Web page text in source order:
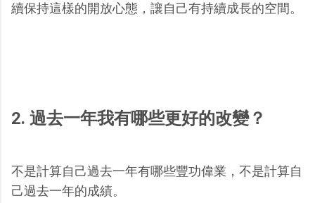
續保持這樣的開放心態，讓自己有持續成長的空間。
2. 過去一年我有哪些更好的改變？
不是計算自己過去一年有哪些豐功偉業，不是計算自
己過去一年的成績。